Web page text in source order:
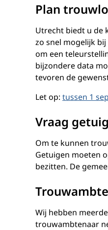
Plan
Utrecht biedt u de
zo snel mogelijk
om een
bijzondere data
tevoren de
Let op: tussen 1
Vraag
Om te kunnen
Getuigen moeten
bezitten. De
Wij hebben
trouwambtenaar